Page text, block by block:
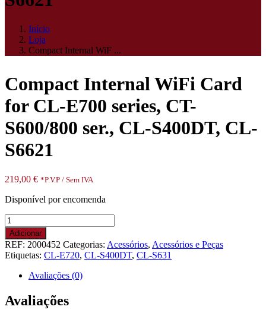
Início
Loja
Compact Internal WiF ...
Compact Internal WiFi Card
for CL-E700 series, CT-
S600/800 ser., CL-S400DT, CL-
S6621
219,00 € *P.V.P / Sem IVA
Disponível por encomenda
Quantidade
de
Compact
Internal
WiFi
Card
CL-
E700
Adicionar
REF: 2000452 Categorias: Acessórios, Acessórios e Peças
Etiquetas: CL-E720, CL-S400DT, CL-S631
Avaliações (0)
Avaliações